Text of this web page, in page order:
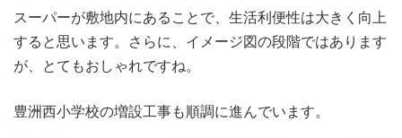
スーパーが敷地内にあることで、生活利便性は大きく向上
すると思います。さらに、イメージ図の段階ではあります
が、とてもおしゃれですね。
豊洲西小学校の増設工事も順調に進んでいます。